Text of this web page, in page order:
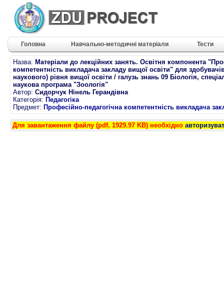
Головна Навчально-методичні матеріали Тести
Назва: Матеріали до лекційних занять. Освітня компонента
компетентність викладача закладу вищої освіти" для
наукового) рівня вищої освіти / галузь знань 09 Біологія,
наукова програма "Зоологія"
Автор: Сидорчук Нінель Герандівна
Категорія: Педагогіка
Предмет: Професійно-педагогічна компетентність викладача
Для завантаження файлу (pdf, 1929.97 KB) необхідно